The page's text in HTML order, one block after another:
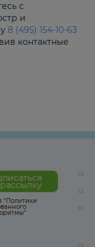
с
и
8 (495) 154-10-63
контактные
“Политики